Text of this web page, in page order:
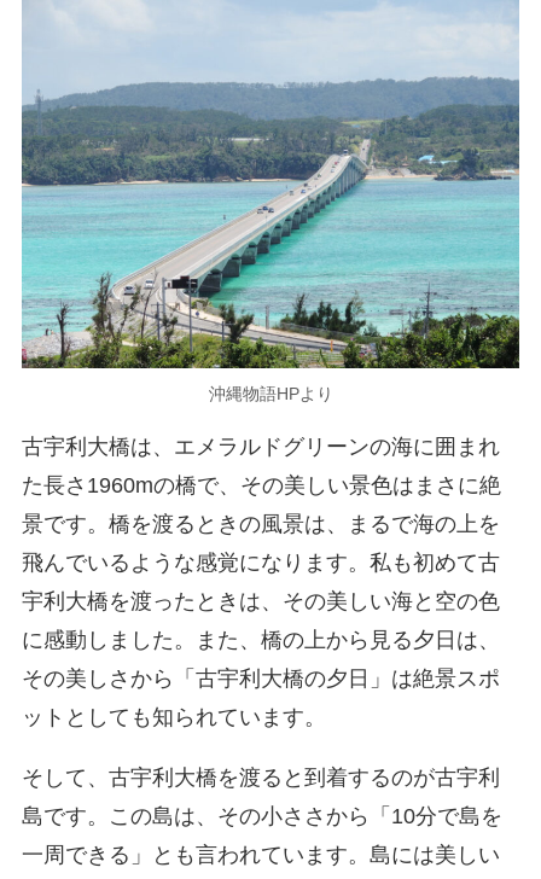
沖縄物語HPより
古宇利大橋は、エメラルドグリーンの海に囲まれ
た長さ1960mの橋で、その美しい景色はまさに絶
景です。橋を渡るときの風景は、まるで海の上を
飛んでいるような感覚になります。私も初めて古
宇利大橋を渡ったときは、その美しい海と空の色
に感動しました。また、橋の上から見る夕日は、
その美しさから「古宇利大橋の夕日」は絶景スポ
ットとしても知られています。
そして、古宇利大橋を渡ると到着するのが古宇利
島です。この島は、その小ささから「10分で島を
一周できる」とも言われています。島には美しい